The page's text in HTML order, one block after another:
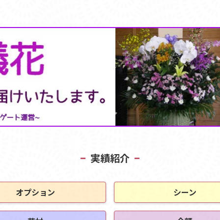
実績紹介
オプション シーン